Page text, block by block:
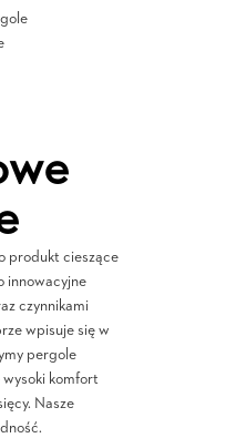
produkt cieszące
innowacyjne
czynnikami
wpisuje się w
pergole
komfort
Nasze